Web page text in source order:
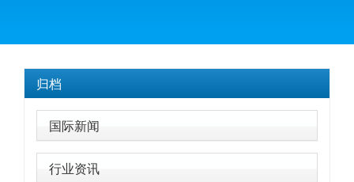
归档
国际新闻
行业资讯